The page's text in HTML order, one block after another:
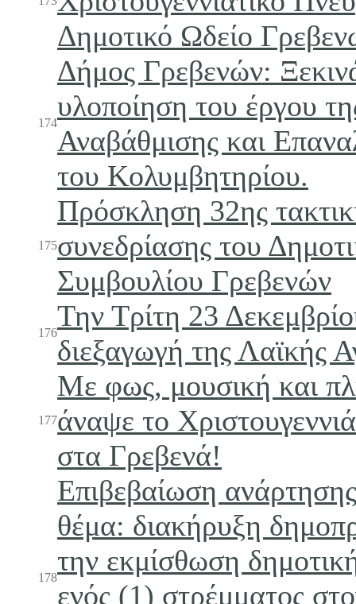
Δημοτικό Ωδείο
174
Δήμος Γρεβενών:
υλοποίηση του έργου
Αναβάθμισης και
του Κολυμβητηρίου.
175
Πρόσκληση 32ης
συνεδρίασης του
Συμβουλίου Γρεβενών
176
Την Τρίτη 23
διεξαγωγή της Λαϊκής
177
Με φως, μουσική και
άναψε το
στα Γρεβενά!
178
Επιβεβαίωση
θέμα: διακήρυξη
την εκμίσθωση
ενός (1) στρέμματος